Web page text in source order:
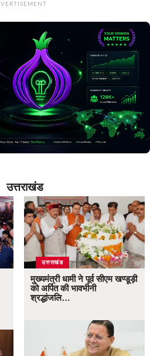
उत्तराखंड
उत्तराखंड
मुख्यमंत्री धामी ने पूर्व सीएम खण्डूड़ी
को अर्पित की भावभीनी
श्रद्धांजलि…